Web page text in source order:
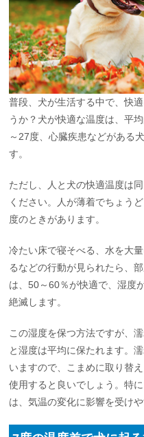
普段、犬が生活する中で、快
うか？犬が快適な温度は、平
～27度、心臓疾患などがある
す。
ただし、人と犬の快適温度は
ください。人が薄着でちょう
度のときがあります。
冷たい床で寝そべる、水を大
るなどの行動が見られたら、
は、50～60％が快適で、湿度
絶滅します。
この湿度を保つ方法ですが、
と湿度は平均に保たれます。
いますので、こまめに取り替
使用すると良いでしょう。特
は、気温の変化に影響を受け